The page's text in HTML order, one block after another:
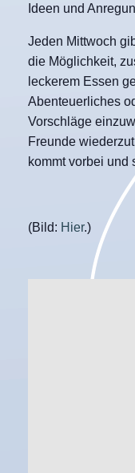
Ideen und
Jeden Mittwoch
die Möglichkeit,
leckerem Essen
Abenteuerliches
Vorschläge
Freunde
kommt vorbei und
(Bild: Hier.)